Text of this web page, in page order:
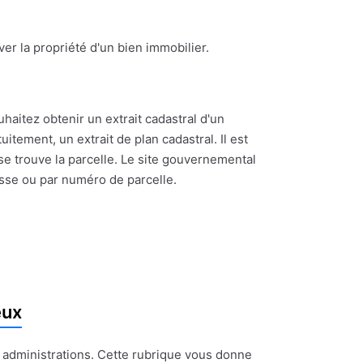
la propriété d'un bien immobilier.
obtenir un extrait cadastral d'un
un extrait de plan cadastral. Il est
trouve la parcelle. Le site gouvernemental
ou par numéro de parcelle.
Cette rubrique vous donne